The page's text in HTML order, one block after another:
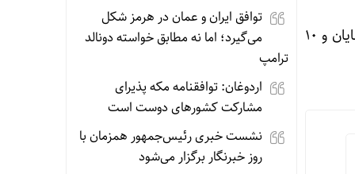
تعداد ورزشکاران سازمان یافته ۲۸ هزار و ۱۲۳ نفر است که از این تعداد ۱۸ هزار و ۳۰۴ نفر را آقایان و ۱۰
توافق ایران و عمان در هرمز شکل
می‌گیرد؛ اما نه مطابق خواسته دونالد
ترامپ
اردوغان: توافقنامه مکه پذیرای
مشارکت کشورهای دوست است
نشست خبری رئیس‌جمهور همزمان با
روز خبرنگار برگزار می‌شود